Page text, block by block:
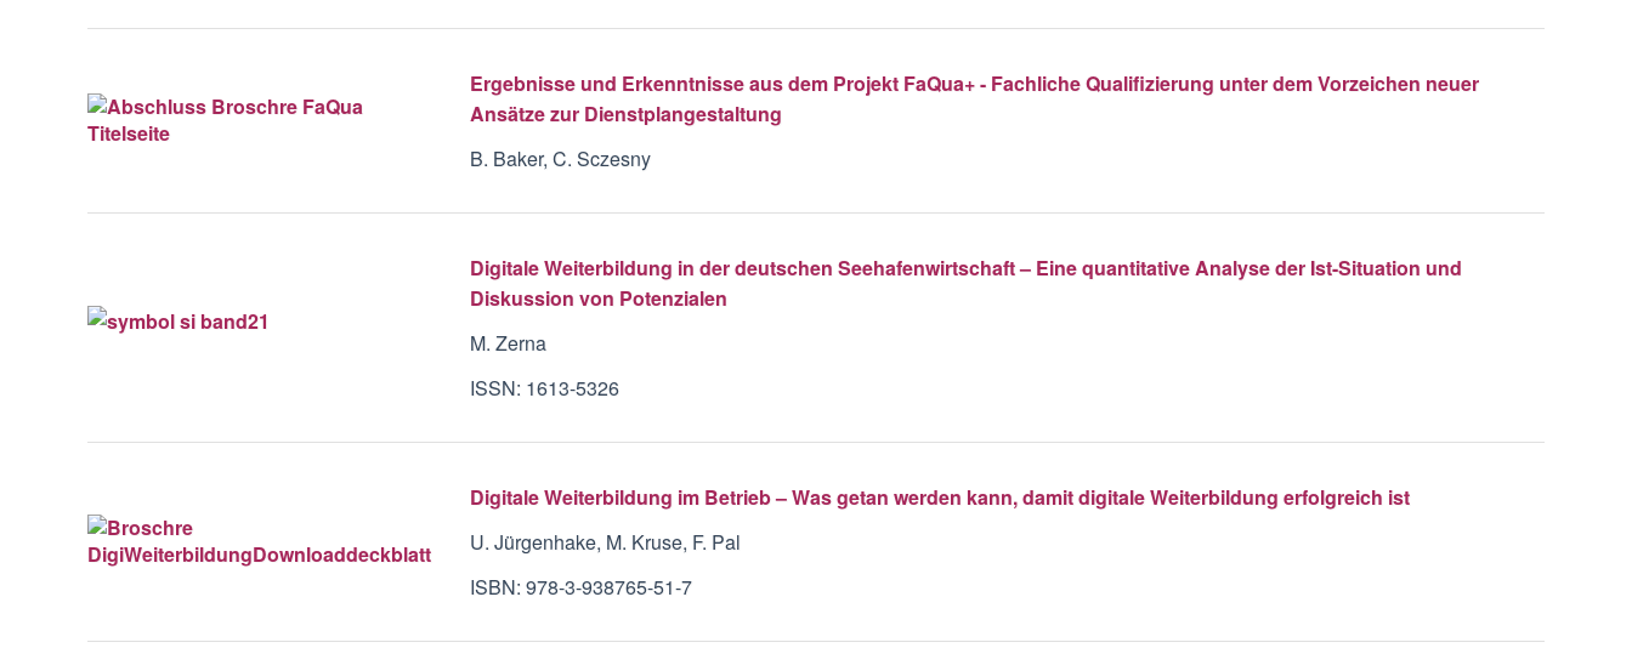
Ergebnisse und Erkenntnisse aus dem Projekt FaQua+ - Fachliche Qualifizierung unter dem Vorzeichen neuer
Ansätze zur Dienstplangestaltung
B. Baker, C. Sczesny
Digitale Weiterbildung in der deutschen Seehafenwirtschaft – Eine quantitative Analyse der Ist-Situation und
Diskussion von Potenzialen
M. Zerna
ISSN: 1613-5326
Digitale Weiterbildung im Betrieb – Was getan werden kann, damit digitale Weiterbildung erfolgreich ist
U. Jürgenhake, M. Kruse, F. Pal
ISBN: 978-3-938765-51-7